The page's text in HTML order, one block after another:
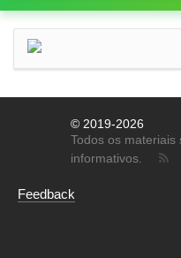
© 2019-2026
Todos os
informativos.
Feedback